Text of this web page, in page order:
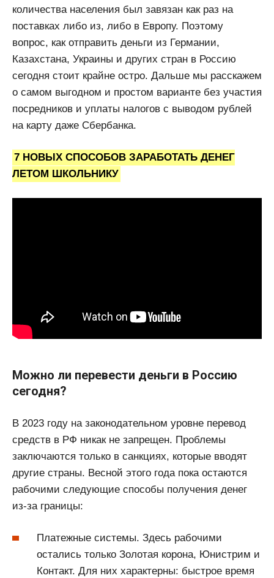
количества населения был завязан как раз на
поставках либо из, либо в Европу. Поэтому
вопрос, как отправить деньги из Германии,
Казахстана, Украины и других стран в Россию
сегодня стоит крайне остро. Дальше мы расскажем
о самом выгодном и простом варианте без участия
посредников и уплаты налогов с выводом рублей
на карту даже Сбербанка.
7 НОВЫХ СПОСОБОВ ЗАРАБОТАТЬ ДЕНЕГ
ЛЕТОМ ШКОЛЬНИКУ
Можно ли перевести деньги в Россию
сегодня?
В 2023 году на законодательном уровне перевод
средств в РФ никак не запрещен. Проблемы
заключаются только в санкциях, которые вводят
другие страны. Весной этого года пока остаются
рабочими следующие способы получения денег
из-за границы:
Платежные системы. Здесь рабочими
остались только Золотая корона, Юнистрим и
Контакт. Для них характерны: быстрое время